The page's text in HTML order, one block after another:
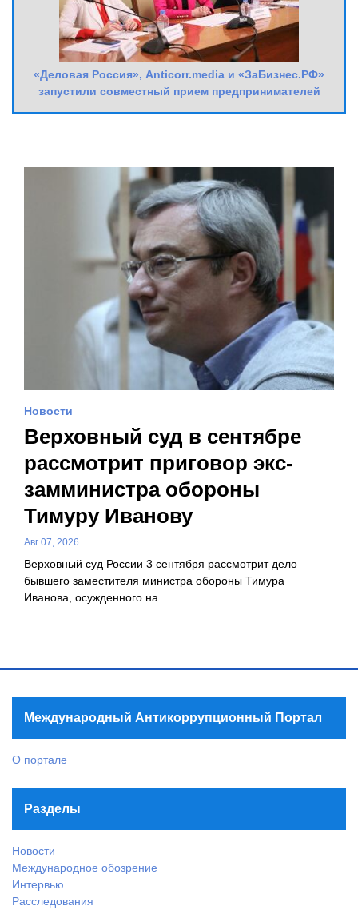
«Деловая Россия», Anticorr.media и «ЗаБизнес.РФ»
запустили совместный прием предпринимателей
Новости
Верховный суд в сентябре
рассмотрит приговор экс-
замминистра обороны
Тимуру Иванову
Авг 07, 2026
Верховный суд России 3 сентября рассмотрит дело
бывшего заместителя министра обороны Тимура
Иванова, осужденного на…
Международный Антикоррупционный Портал
О портале
Разделы
Новости
Международное обозрение
Интервью
Расследования